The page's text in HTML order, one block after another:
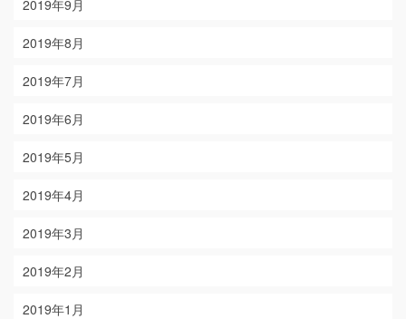
2019年9月
2019年8月
2019年7月
2019年6月
2019年5月
2019年4月
2019年3月
2019年2月
2019年1月